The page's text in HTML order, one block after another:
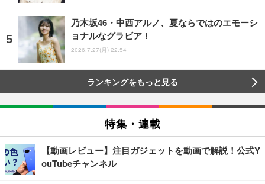
乃木坂46・中西アルノ、夏ならではのエモーシ
ョナルなグラビア！
2026.7.27(月) 22:54
ランキングをもっと見る
特集・連載
【動画レビュー】注目ガジェットを動画で解説！公式Y
ouTubeチャンネル